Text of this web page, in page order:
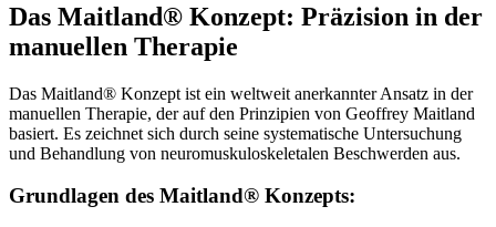
Das Maitland® Konzept: Präzision in der
manuellen Therapie
Das Maitland® Konzept ist ein weltweit anerkannter Ansatz in der
manuellen Therapie, der auf den Prinzipien von Geoffrey Maitland
basiert. Es zeichnet sich durch seine systematische Untersuchung
und Behandlung von neuromuskuloskeletalen Beschwerden aus.
Grundlagen des Maitland® Konzepts: